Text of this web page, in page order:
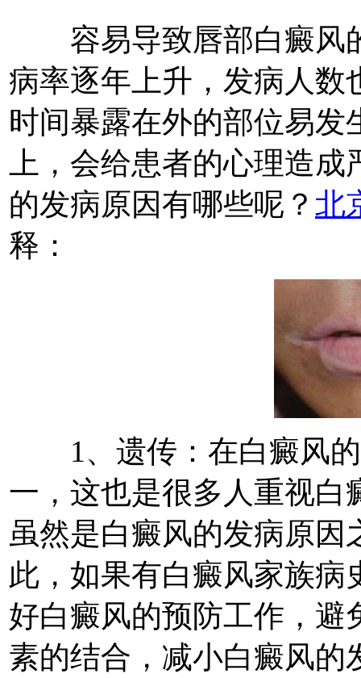
容易导致唇部白癜风
病率逐年上升，发病人数
时间暴露在外的部位易发
上，会给患者的心理造
的发病原因有哪些呢？ 北
释：
1、遗传：在白癜风的
一，这也是很多人重视白
虽然是白癜风的发病原
此，如果有白癜风家族
好白癜风的预防工作，避
素的结合，减小白癜风的